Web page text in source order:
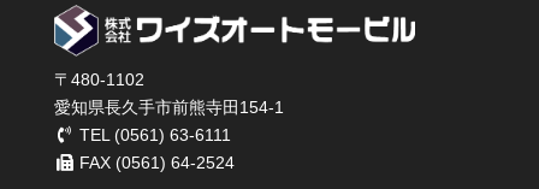
〒480-1102
愛知県長久手市前熊寺田154-1
TEL (0561) 63-6111
FAX (0561) 64-2524